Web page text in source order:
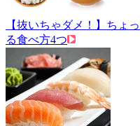
【抜いちゃダメ！】ちょ
る食べ方4つ